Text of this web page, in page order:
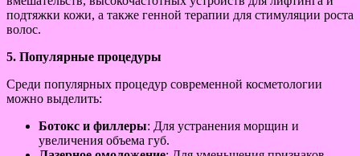
подтяжки кожи, а также генной терапии для стимуляции роста
волос.
5. Популярные процедуры
Среди популярных процедур современной косметологии
можно выделить:
Ботокс и филлеры: Для устранения морщин и
увеличения объема губ.